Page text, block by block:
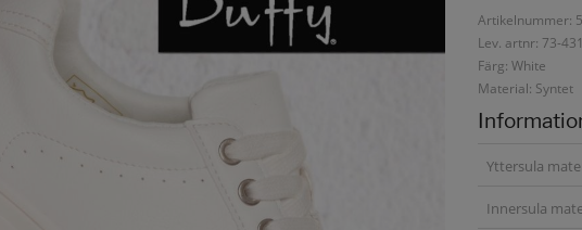
Artikelnummer:
Lev. artnr: 73-
Färg: White
Material: Syntet
Yttersula
Innersula